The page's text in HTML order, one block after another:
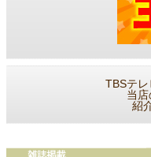
TBSテ
当
紹